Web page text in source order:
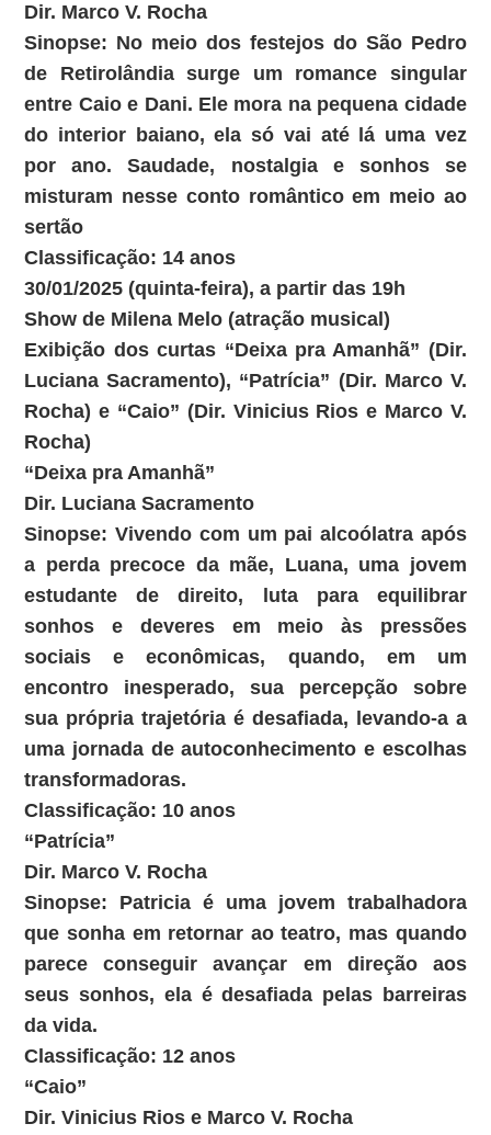
Dir. Marco V. Rocha
Sinopse: No meio dos festejos do São Pedro
de Retirolândia surge um romance singular
entre Caio e Dani. Ele mora na pequena cidade
do interior baiano, ela só vai até lá uma vez
por ano. Saudade, nostalgia e sonhos se
misturam nesse conto romântico em meio ao
sertão
Classificação: 14 anos
30/01/2025 (quinta-feira), a partir das 19h
Show de Milena Melo (atração musical)
Exibição dos curtas “Deixa pra Amanhã” (Dir.
Luciana Sacramento), “Patrícia” (Dir. Marco V.
Rocha) e “Caio” (Dir. Vinicius Rios e Marco V.
Rocha)
“Deixa pra Amanhã”
Dir. Luciana Sacramento
Sinopse: Vivendo com um pai alcoólatra após
a perda precoce da mãe, Luana, uma jovem
estudante de direito, luta para equilibrar
sonhos e deveres em meio às pressões
sociais e econômicas, quando, em um
encontro inesperado, sua percepção sobre
sua própria trajetória é desafiada, levando-a a
uma jornada de autoconhecimento e escolhas
transformadoras.
Classificação: 10 anos
“Patrícia”
Dir. Marco V. Rocha
Sinopse: Patricia é uma jovem trabalhadora
que sonha em retornar ao teatro, mas quando
parece conseguir avançar em direção aos
seus sonhos, ela é desafiada pelas barreiras
da vida.
Classificação: 12 anos
“Caio”
Dir. Vinicius Rios e Marco V. Rocha